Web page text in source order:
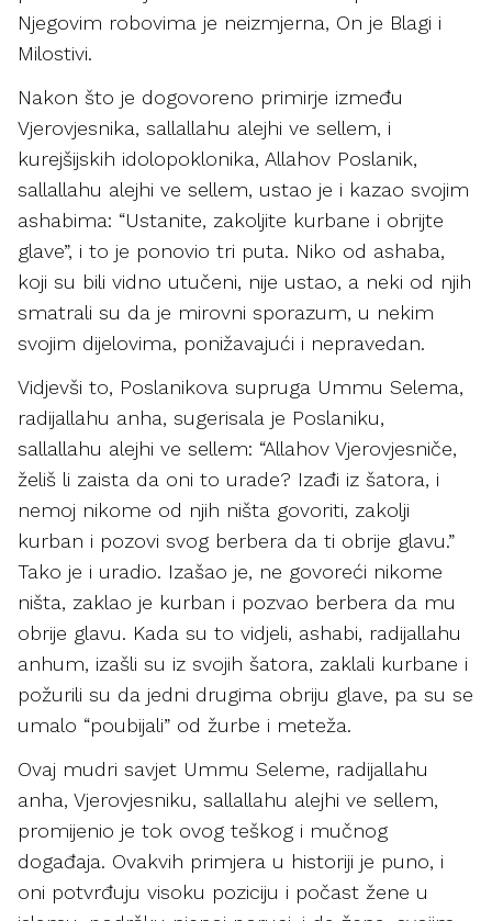
Njegovim robovima je neizmjerna, On je Blagi i
Milostivi.
Nakon što je dogovoreno primirje između
Vjerovjesnika, sallallahu alejhi ve sellem, i
kurejšijskih idolopoklonika, Allahov Poslanik,
sallallahu alejhi ve sellem, ustao je i kazao svojim
ashabima: “Ustanite, zakoljite kurbane i obrijte
glave”, i to je ponovio tri puta. Niko od ashaba,
koji su bili vidno utučeni, nije ustao, a neki od njih
smatrali su da je mirovni sporazum, u nekim
svojim dijelovima, ponižavajući i nepravedan.
Vidjevši to, Poslanikova supruga Ummu Selema,
radijallahu anha, sugerisala je Poslaniku,
sallallahu alejhi ve sellem: “Allahov Vjerovjesniče,
želiš li zaista da oni to urade? Izađi iz šatora, i
nemoj nikome od njih ništa govoriti, zakolji
kurban i pozovi svog berbera da ti obrije glavu.”
Tako je i uradio. Izašao je, ne govoreći nikome
ništa, zaklao je kurban i pozvao berbera da mu
obrije glavu. Kada su to vidjeli, ashabi, radijallahu
anhum, izašli su iz svojih šatora, zaklali kurbane i
požurili su da jedni drugima obriju glave, pa su se
umalo “poubijali” od žurbe i meteža.
Ovaj mudri savjet Ummu Seleme, radijallahu
anha, Vjerovjesniku, sallallahu alejhi ve sellem,
promijenio je tok ovog teškog i mučnog
događaja. Ovakvih primjera u historiji je puno, i
oni potvrđuju visoku poziciju i počast žene u